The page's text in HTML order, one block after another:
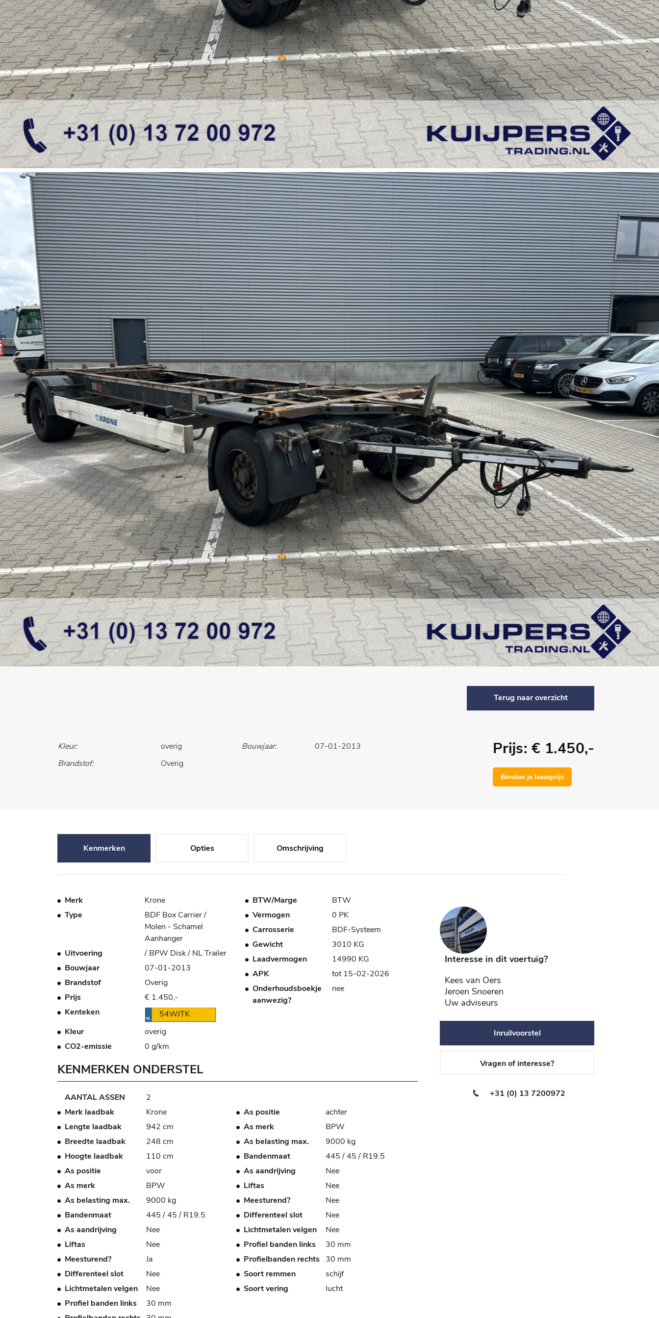
Terug naar overzicht
Kleur:
overig
Brandstof:
Overig
Bouwjaar: 07-01-2013 Prijs: € 1.450,-
Kenmerken Opties Omschrijving
Merk
Krone
Type
BDF Box Carrier /
Molen - Schamel
Aanhanger
Uitvoering
/ BPW Disk / NL Trailer
Bouwjaar
07-01-2013
Brandstof
Overig
Prijs
€ 1.450,-
Kenteken
54WJTK
Kleur
overig
CO2-emissie
0 g/km
BTW/Marge
BTW
Vermogen
0 PK
Carrosserie
BDF-Systeem
Gewicht
3010 KG
Laadvermogen
14990 KG
APK
tot 15-02-2026
Onderhoudsboekje
aanwezig?
nee
KENMERKEN ONDERSTEL
AANTAL ASSEN
2
Merk laadbak
Krone
Lengte laadbak
942 cm
Breedte laadbak
248 cm
Hoogte laadbak
110 cm
As positie
voor
As merk
BPW
As belasting max.
9000 kg
Bandenmaat
445 / 45 / R19.5
As aandrijving
Nee
Liftas
Nee
Meesturend?
Ja
Differenteel slot
Nee
Lichtmetalen velgen
Nee
Profiel banden links
30 mm
As positie
achter
As merk
BPW
As belasting max.
9000 kg
Bandenmaat
445 / 45 / R19.5
As aandrijving
Nee
Liftas
Nee
Meesturend?
Nee
Differenteel slot
Nee
Lichtmetalen velgen
Nee
Profiel banden links
30 mm
Profielbanden rechts 30 mm
Soort remmen
schijf
Soort vering
lucht
Interesse in dit voertuig?
Kees van Oers
Jeroen Snoeren
Uw adviseurs
Inruilvoorstel
Vragen of interesse?
+31 (0) 13 7200972